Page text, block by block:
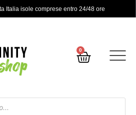
Italia isole comprese entro 24/48 ore
0